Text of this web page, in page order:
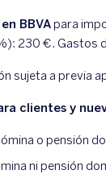
BBVApara
230 €. Gastos
sujeta a previa
clientes y
o pensión
ni pensión